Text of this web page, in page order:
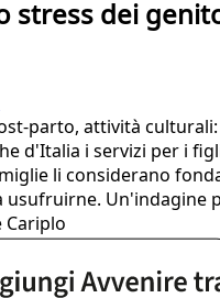
stress dei
parto, attività culturali:
d'Italia i servizi per i
li considerano
usufruirne. Un'indagine
Cariplo